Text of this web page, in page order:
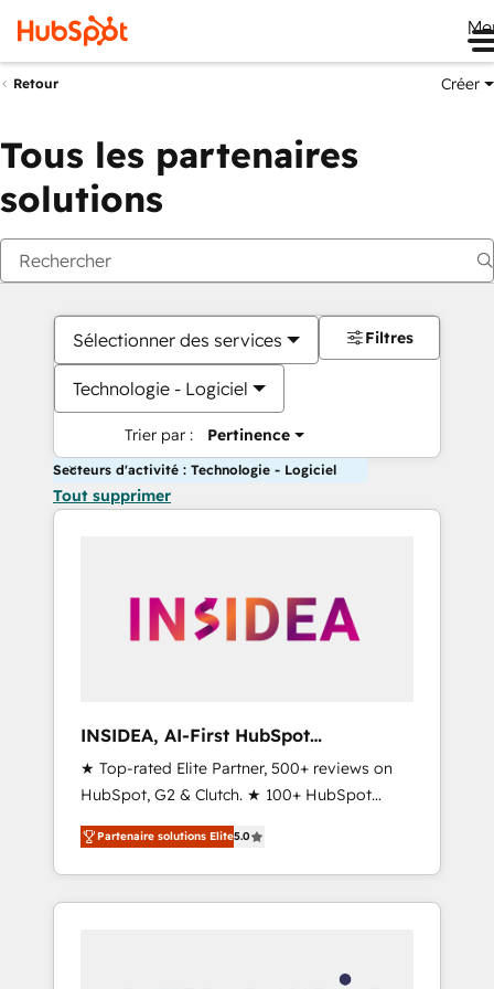
Retour Créer
Tous les partenaires
solutions
Sélectionner des services
Technologie - Logiciel
Trier par : Pertinence
Filtres
Secteurs d'activité : Technologie - Logiciel
Tout supprimer
INSIDEA, AI-First HubSpot
Onboarding & RevOps
★ Top-rated Elite Partner, 500+ reviews on
HubSpot, G2 & Clutch. ★ 100+ HubSpot
Certified Experts & Trainers across the team
★ 1,500+ implementations across five
continents ★ AI-First, RevOps-led,
Onboarding obsessed ★ Company of the
engine. We onboard your team, migrate your
Partenaire solutions Elite5.0